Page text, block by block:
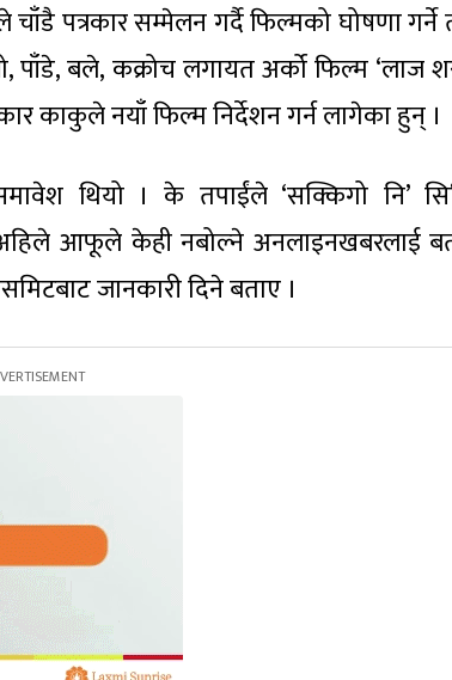
पत्रकार सम्मेलन गर्दै फिल्मको घोषणा गर्ने
पाँडे, बले, कक्रोच लगायत अर्को फिल्म ‘लाज
काकुले नयाँ फिल्म निर्देशन गर्न लागेका हुन् ।
थियो । के तपाईंले ‘सक्किगो नि’
आफूले केही नबोल्ने अनलाइनखबरलाई
जानकारी दिने बताए ।